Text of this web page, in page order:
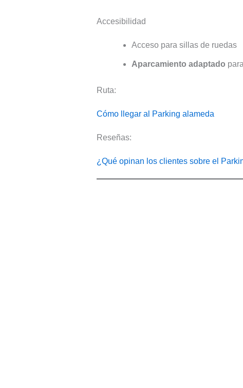
Accesibilidad
Acceso para sillas de ruedas
Aparcamiento adaptado
Ruta:
Cómo llegar al Parking alameda
Reseñas:
¿Qué opinan los clientes sobre el